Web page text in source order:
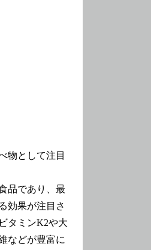
物として注目
品であり、最
効果が注目さ
タミンK2や大
などが豊富に